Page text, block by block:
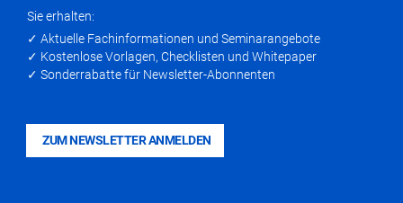
Sie erhalten:
✓ Aktuelle Fachinformationen und Seminarangebote
✓ Kostenlose Vorlagen, Checklisten und Whitepaper
✓ Sonderrabatte für Newsletter-Abonnenten
ZUM NEWSLETTER ANMELDEN